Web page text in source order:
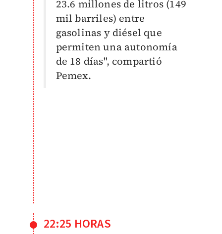
23.6 millones de litros (149
mil barriles) entre
gasolinas y diésel que
permiten una autonomía
de 18 días", compartió
Pemex.
22:25 HORAS